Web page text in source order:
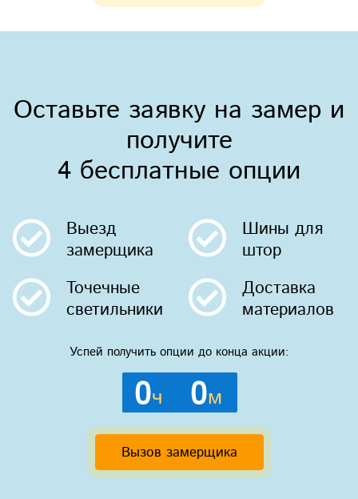
Оставьте заявку на замер и
получите
4 бесплатные опции
Выезд
замерщика
Шины для
штор
Точечные
светильники
Доставка
материалов
Успей получить опции до конца акции:
0ч 0м
Вызов замерщика